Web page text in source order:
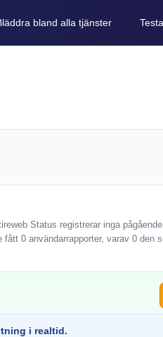
bland alla tjänster
Status registrerar inga
0 användarrapporter, varav 0 den
i realtid.